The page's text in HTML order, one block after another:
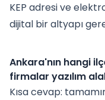
KEP adresi ve
dijital bir altyapı
Ankara'nın hangi
firmalar yazılım
Kısa cevap: